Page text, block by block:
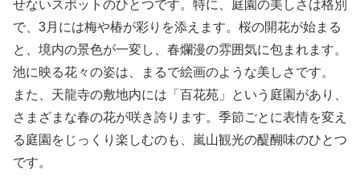
せないスポットのひとつです。特に、庭園の美しさは格別
で、3月には梅や椿が彩りを添えます。桜の開花が始まる
と、境内の景色が一変し、春爛漫の雰囲気に包まれます。
池に映る花々の姿は、まるで絵画のような美しさです。
また、天龍寺の敷地内には「百花苑」という庭園があり、
さまざまな春の花が咲き誇ります。季節ごとに表情を変え
る庭園をじっくり楽しむのも、嵐山観光の醍醐味のひとつ
です。